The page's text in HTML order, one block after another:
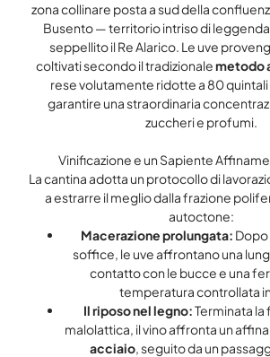
zona collinare posta a sud della
Busento — territorio intriso di leggenda
seppellito il Re Alarico. Le uve
coltivati secondo il tradizionalemetodo
rese volutamente ridotte a 80
garantire una straordinaria
zuccheri e profumi.
Vinificazione e un Sapiente
La cantina adotta un protocollo di
a estrarre il meglio dalla frazione
autoctone:
Macerazione prolungata: Dopo
soffice, le uve affrontano una
contatto con le bucce e una
temperatura controllata
Il riposo nel legno:Terminata
malolattica, il vino affronta un
acciaio, seguito da un